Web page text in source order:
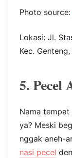
Photo source:
Lokasi: Jl.
Kec.
5. Pecel
Nama tempat
ya? Meski
nggak aneh-
nasi pecel